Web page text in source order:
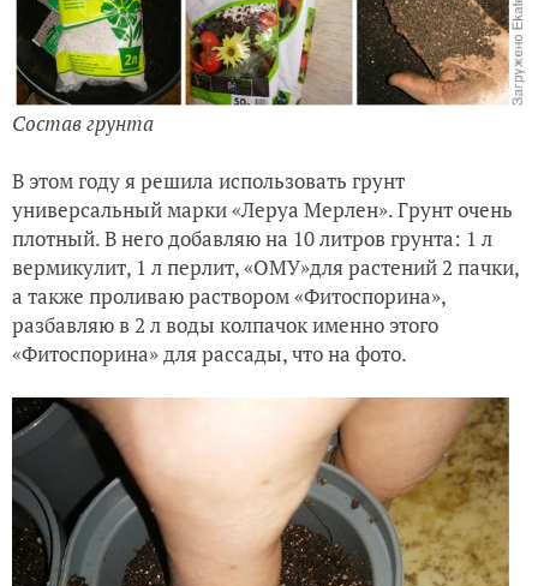
Состав грунта
В этом году я решила использовать грунт
универсальный марки «Леруа Мерлен». Грунт очень
плотный. В него добавляю на 10 литров грунта: 1 л
вермикулит, 1 л перлит, «ОМУ»для растений 2 пачки,
а также проливаю раствором «Фитоспорина»,
разбавляю в 2 л воды колпачок именно этого